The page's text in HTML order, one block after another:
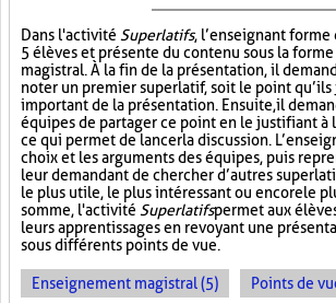
Dans l'activité Superlatifs, l’enseignant forme
5 élèves et présente du contenu sous la
magistral. À la fin de la présentation, il
noter un premier superlatif, soit le point
important de la présentation. Ensuite, il
équipes de partager ce point en le justifiant à
ce qui permet de lancer la discussion.
choix et les arguments des équipes, puis
leur demandant de chercher d’autres
le plus utile, le plus intéressant ou encore le
somme, l'activité Superlatifspermet aux
leurs apprentissages en revoyant une
sous différents points de vue.
Enseignement magistral (5) Points de